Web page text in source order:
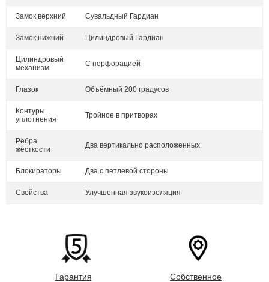
Замок верхний Сувальдный Гардиан
Замок нижний Цилиндровый Гардиан
Цилиндровый
механизм
С перфорацией
Глазок Объёмный 200 градусов
Контуры
уплотнения
Тройное в притворах
Рёбра
жёсткости
Два вертикально расположенных
Блокираторы Два с петлевой стороны
Свойства Улучшенная звукоизоляция
Гарантия
Собственное